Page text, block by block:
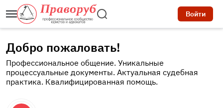
Войти
Добро пожаловать!
Профессиональное общение. Уникальные
процессуальные документы. Актуальная судебная
практика. Квалифицированная помощь.